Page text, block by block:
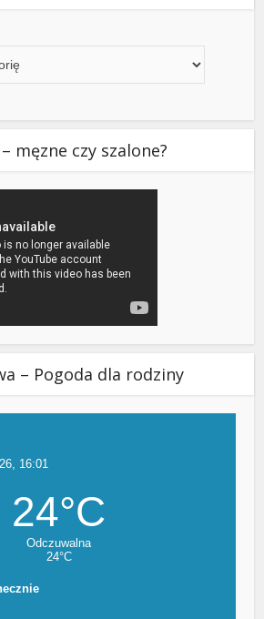
męzne czy szalone?
– Pogoda dla rodziny